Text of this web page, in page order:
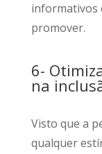
informativos
promover.
6-
na
Visto que a
qualquer